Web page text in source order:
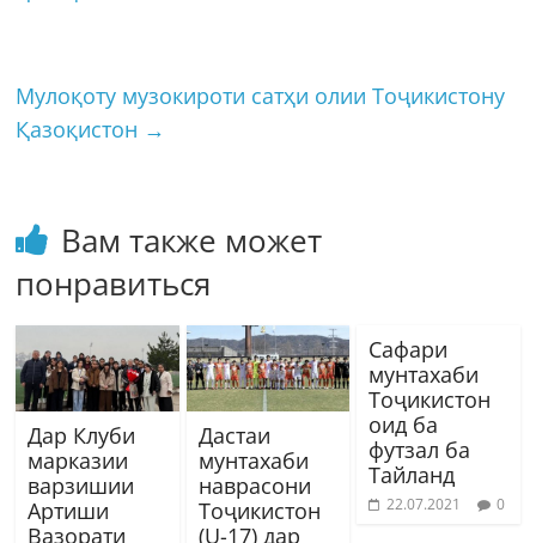
Мулоқоту музокироти сатҳи олии Тоҷикистону
Қазоқистон →
Вам также может
понравиться
Дар Клуби
марказии
варзишии
Артиши
Вазорати
Дастаи
мунтахаби
наврасони
Тоҷикистон
(U-17) дар
Сафари
мунтахаби
Тоҷикистон
оид ба
футзал ба
Тайланд
22.07.2021 0